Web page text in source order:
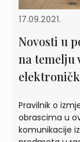
17.09.2021.
Novosti u
na temelju
Pravilnik o
obrascima u
komunikacije